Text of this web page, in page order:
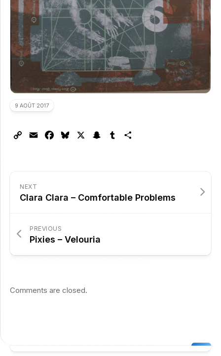
9 AOÛT 2017
Copy Email FacebookBluesky Snapchat
Tumblr
NEXT
Clara Clara – Comfortable Problems
PREVIOUS
Pixies – Velouria
Comments are closed.